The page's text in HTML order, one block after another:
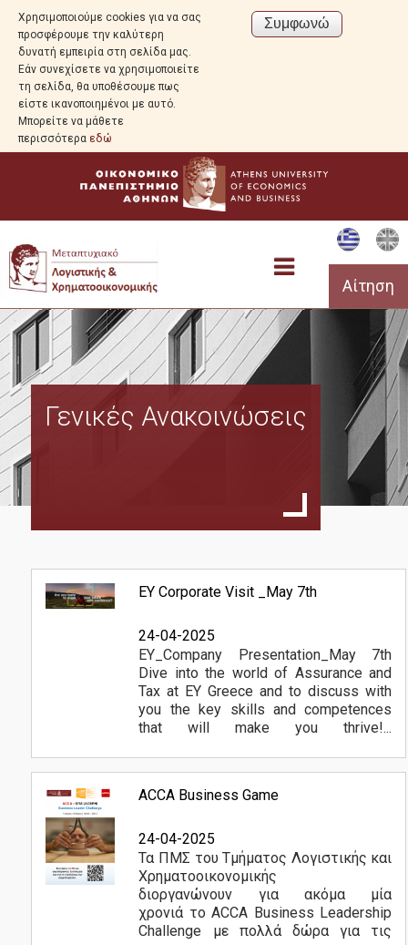
Χρησιμοποιούμε cookies για να σας
προσφέρουμε την καλύτερη
δυνατή εμπειρία στη σελίδα μας.
Εάν συνεχίσετε να χρησιμοποιείτε
τη σελίδα, θα υποθέσουμε πως
είστε ικανοποιημένοι με αυτό.
Μπορείτε να μάθετε
περισσότερα εδώ
Αίτηση
Προεπισκόπηση
Γιατί να επιλέξετε το πρόγραμμα
Πρόγραμμα Μαθημάτων Πλήρους Φοίτησης
Πρόγραμμα Μαθημάτων Μερικής Φοίτησης
Περιγραφή Μαθημάτων
Η αποστολή του ΠΜΣ
Εξωτερική Συμβουλευτική Επιτροπή
Μέλη ΔΕΠ
Σύμβουλος Σπουδών
Γενικές Ανακοινώσεις
EY Corporate Visit _May 7th
24-04-2025
EY_Company Presentation_May 7th
Dive into the world of Assurance and
Tax at EY Greece and to discuss with
you the key skills and competences
that will make you thrive!...
ACCA Business Game
24-04-2025
Τα ΠΜΣ του Τμήματος Λογιστικής και
Χρηματοοικονομικής
διοργανώνουν για ακόμα μία
χρονιά το ACCA Business Leadership
Challenge με πολλά δώρα για τις